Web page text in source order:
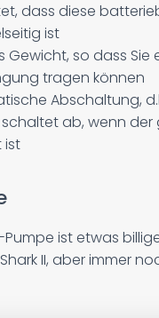
dass diese
ist
Gewicht, so dass Sie
tragen können
Abschaltung,
ab, wenn der
ist
ist etwas
II, aber immer